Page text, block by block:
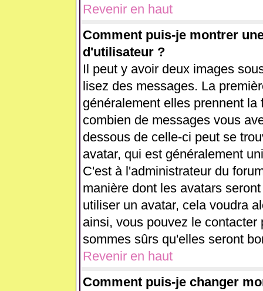
Revenir en haut
Comment puis-je montrer
d'utilisateur ?
Il peut y avoir deux images
lisez des messages. La
généralement elles prennent
combien de messages vous
dessous de celle-ci peut se
avatar, qui est généralement
C'est à l'administrateur du
manière dont les avatars
utiliser un avatar, cela voudra
ainsi, vous pouvez le
sommes sûrs qu'elles seront
Revenir en haut
Comment puis-je changer